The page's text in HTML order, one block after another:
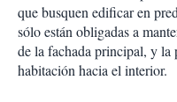
que busquen edificar en
sólo están obligadas a
de la fachada principal, y la
habitación hacia el interior.